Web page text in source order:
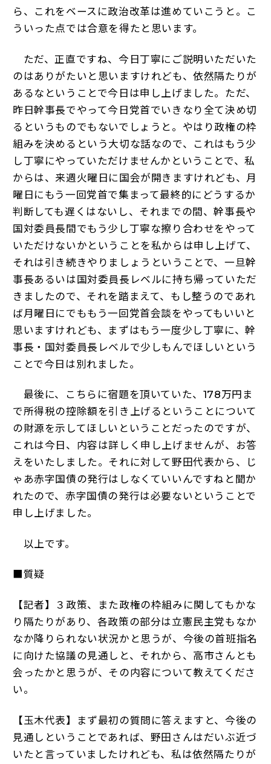
ら、これをベースに政治改革は進めていこうと。こ
ういった点では合意を得たと思います。
ただ、正直ですね、今日丁寧にご説明いただいた
のはありがたいと思いますけれども、依然隔たりが
あるなということで今日は申し上げました。ただ、
昨日幹事長でやって今日党首でいきなり全て決め切
るというものでもないでしょうと。やはり政権の枠
組みを決めるという大切な話なので、これはもう少
し丁寧にやっていただけませんかということで、私
からは、来週火曜日に国会が開きますけれども、月
曜日にもう一回党首で集まって最終的にどうするか
判断しても遅くはないし、それまでの間、幹事長や
国対委員長間でもう少し丁寧な擦り合わせをやって
いただけないかということを私からは申し上げて、
それは引き続きやりましょうということで、一旦幹
事長あるいは国対委員長レベルに持ち帰っていただ
きましたので、それを踏まえて、もし整うのであれ
ば月曜日にでももう一回党首会談をやってもいいと
思いますけれども、まずはもう一度少し丁寧に、幹
事長・国対委員長レベルで少しもんでほしいという
ことで今日は別れました。
最後に、こちらに宿題を頂いていた、178万円ま
で所得税の控除額を引き上げるということについて
の財源を示してほしいということだったのですが、
これは今日、内容は詳しく申し上げませんが、お答
えをいたしました。それに対して野田代表から、じ
ゃあ赤字国債の発行はしなくていいんですねと聞か
れたので、赤字国債の発行は必要ないということで
申し上げました。
以上です。
■質疑
【記者】３政策、また政権の枠組みに関してもかな
り隔たりがあり、各政策の部分は立憲民主党もなか
なか降りられない状況かと思うが、今後の首班指名
に向けた協議の見通しと、それから、高市さんとも
会ったかと思うが、その内容について教えてくださ
い。
【玉木代表】まず最初の質問に答えますと、今後の
見通しということであれば、野田さんはだいぶ近づ
いたと言っていましたけれども、私は依然隔たりが